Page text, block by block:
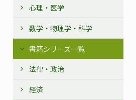
心理・医学
数学・物理学・科学
書籍シリーズ一覧
法律・政治
経済